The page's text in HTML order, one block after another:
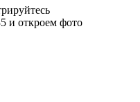
и откроем фото